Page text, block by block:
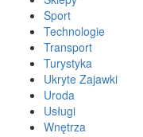
Sport
Technologie
Transport
Turystyka
Ukryte Zajawki
Uroda
Usługi
Wnętrza